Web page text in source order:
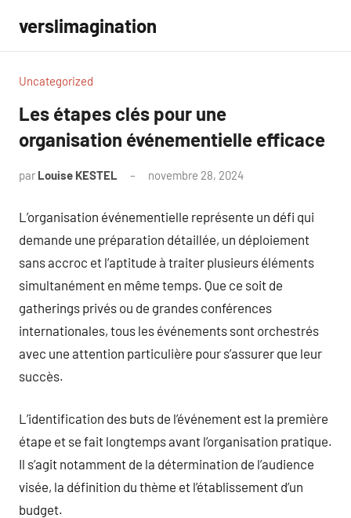
contenu
verslimagination
Uncategorized
Les étapes clés pour une
organisation événementielle efficace
par Louise KESTEL novembre 28, 2024
L’organisation événementielle représente un défi qui
demande une préparation détaillée, un déploiement
sans accroc et l’aptitude à traiter plusieurs éléments
simultanément en même temps. Que ce soit de
gatherings privés ou de grandes conférences
internationales, tous les événements sont orchestrés
avec une attention particulière pour s’assurer que leur
succès.
L’identification des buts de l’événement est la première
étape et se fait longtemps avant l’organisation pratique.
Il s’agit notamment de la détermination de l’audience
visée, la définition du thème et l’établissement d’un
budget.